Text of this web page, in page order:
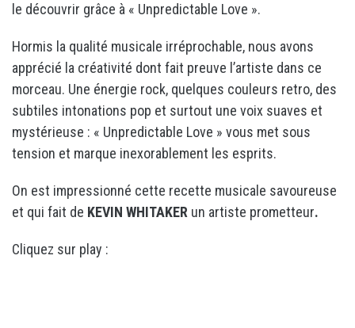
le découvrir grâce à « Unpredictable Love ».
Hormis la qualité musicale irréprochable, nous avons
apprécié la créativité dont fait preuve l’artiste dans ce
morceau. Une énergie rock, quelques couleurs retro, des
subtiles intonations pop et surtout une voix suaves et
mystérieuse : « Unpredictable Love » vous met sous
tension et marque inexorablement les esprits.
On est impressionné cette recette musicale savoureuse
et qui fait de KEVIN WHITAKER un artiste prometteur.
Cliquez sur play :